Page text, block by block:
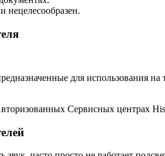
нецелесообразен.
для использования
Сервисных центрах